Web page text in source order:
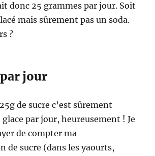
donc 25 grammes par jour. Soit
mais sûrement pas un soda.
?
jour
de sucre c’est sûrement
par jour, heureusement ! Je
de compter ma
de sucre (dans les yaourts,